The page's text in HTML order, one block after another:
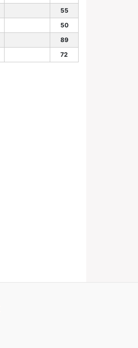
55
50
89
72